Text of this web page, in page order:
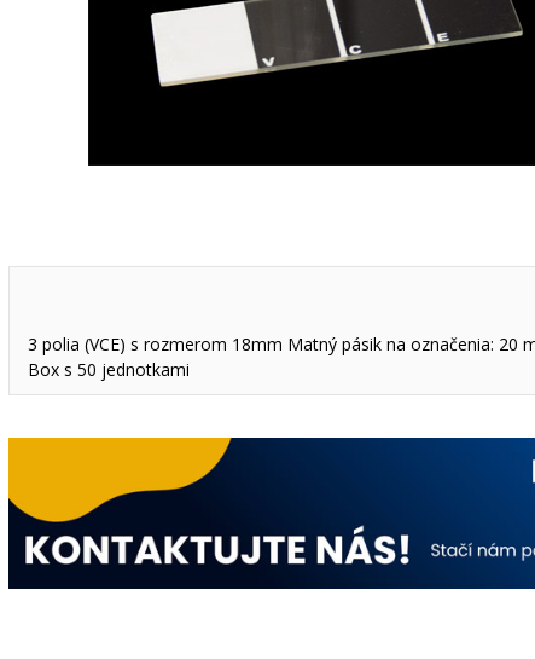
3 polia (VCE) s rozmerom 18mm Matný pásik na označenia: 20
Box s 50 jednotkami